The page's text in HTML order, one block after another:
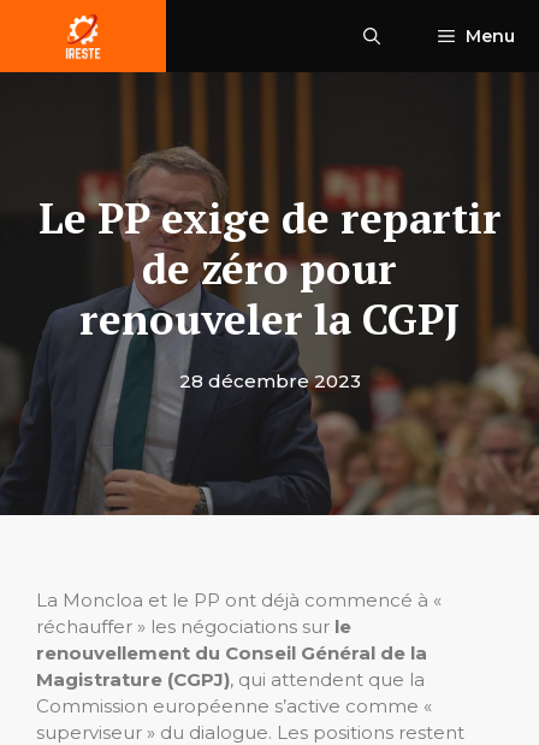
contenu
Menu
Le PP exige de repartir
de zéro pour
renouveler la CGPJ
28 décembre 2023
La Moncloa et le PP ont déjà commencé à «
réchauffer » les négociations sur le
renouvellement du Conseil Général de la
Magistrature (CGPJ), qui attendent que la
Commission européenne s’active comme «
superviseur » du dialogue. Les positions restent